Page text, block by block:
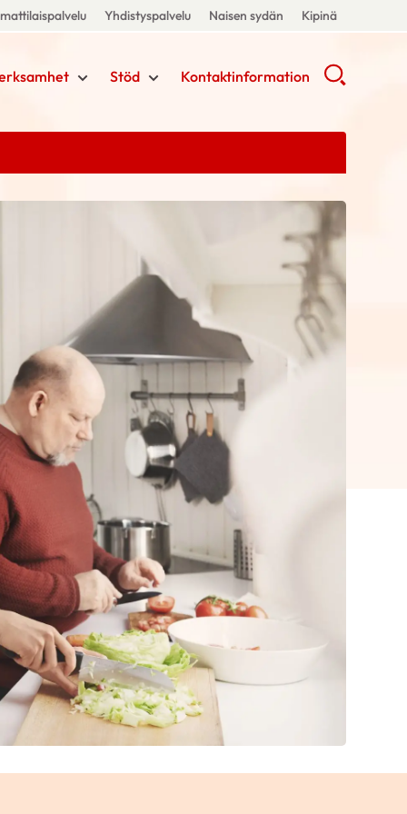
Yhdistyspalvelu Naisen sydän Kipinä
Stöd Kontaktinformation